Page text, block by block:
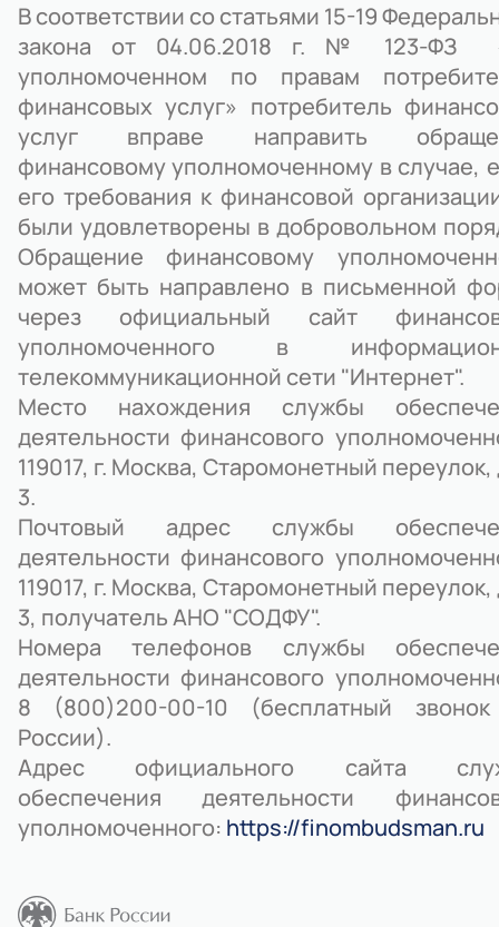
В соответствии со статьями 15-19
закона от 04.06.2018 г. № 123-ФЗ
уполномоченном по правам
финансовых услуг» потребитель
услуг вправе направить
финансовому уполномоченному в случае,
его требования к финансовой
были удовлетворены в добровольном
Обращение финансовому
может быть направлено в письменной
через официальный сайт
уполномоченного в
телекоммуникационной сети "Интернет".
Место нахождения службы
деятельности финансового
119017, г. Москва, Старомонетный
3.
Почтовый адрес службы
деятельности финансового
119017, г. Москва, Старомонетный
3, получатель АНО "СОДФУ".
Номера телефонов службы
деятельности финансового
8 (800)200-00-10 (бесплатный
России).
Адрес официального сайта
обеспечения деятельности
уполномоченного: https://finombudsman.ru